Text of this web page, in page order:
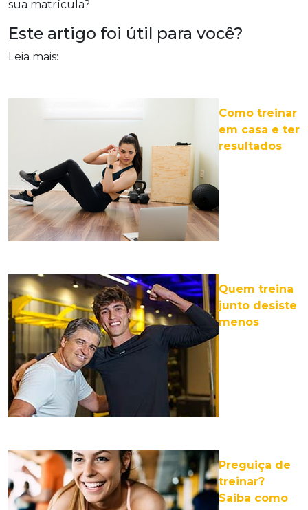
sua matrícula?
Este artigo foi útil para você?
Leia mais:
Como treinar
em casa e ter
resultados
Quem treina
junto desiste
menos
Preguiça de
treinar?
Saiba como